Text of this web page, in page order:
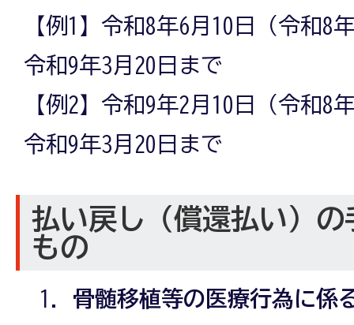
【例1】令和8年6月10日（令和8
令和9年3月20日まで
【例2】令和9年2月10日（令和8
令和9年3月20日まで
払い戻し（償還払い）
もの
骨髄移植等の医療行為に係